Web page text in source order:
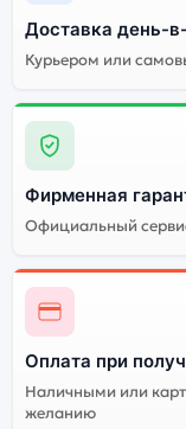
Доставка день-
Курьером или
Фирменная
Официальный
Оплата при
Наличными или
желанию